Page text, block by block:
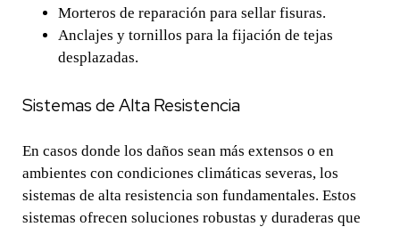
Morteros de reparación para sellar fisuras.
Anclajes y tornillos para la fijación de tejas
desplazadas.
Sistemas de Alta Resistencia
En casos donde los daños sean más extensos o en
ambientes con condiciones climáticas severas, los
sistemas de alta resistencia son fundamentales. Estos
sistemas ofrecen soluciones robustas y duraderas que